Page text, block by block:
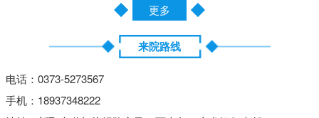
更多
来院路线
电话：0373-5273567
手机：18937348222